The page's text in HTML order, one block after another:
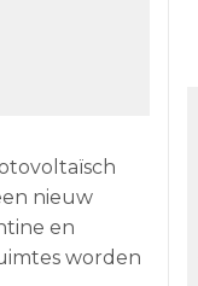
nieuw
en
worden